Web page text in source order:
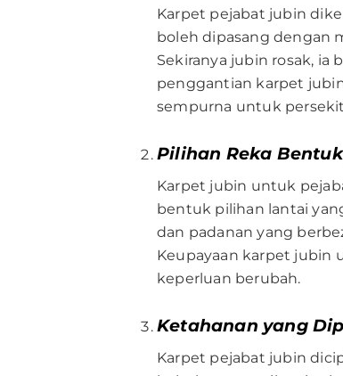
Karpet pejabat jubin
boleh dipasang dengan
Sekiranya jubin rosak,
penggantian karpet
sempurna untuk
Pilihan Reka
Karpet jubin untuk
bentuk pilihan lantai
dan padanan yang
Keupayaan karpet jubin
keperluan berubah.
Ketahanan yang
Karpet pejabat jubin